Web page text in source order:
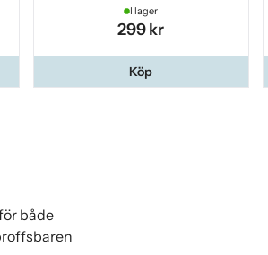
I lager
299 kr
Köp
både